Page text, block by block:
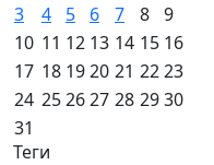
3
4 5 6 7 8 9
10 11 12 13 14 15 16
17 18 1920 21 2223
24 252627 28 2930
31
Теги